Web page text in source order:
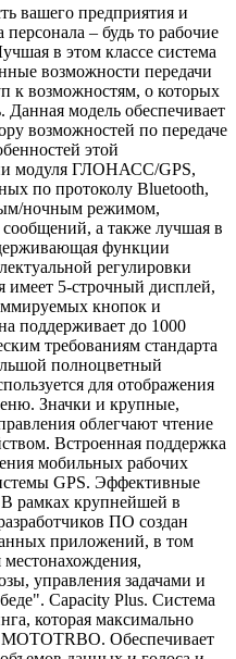
вашего предприятия и
– будь то рабочие
в этом классе система
возможности передачи
к возможностям, о которых
Данная модель обеспечивает
возможностей по передаче
этой
модуля ГЛОНАСС/GPS,
по протоколу Bluetooth,
ночным режимом,
а также лучшая в
функции
регулировки
имеет 5-строчный дисплей,
кнопок и
поддерживает до 1000
требованиям стандарта
полноцветный
для отображения
Значки и крупные,
облегчают чтение
Встроенная поддержка
мобильных рабочих
GPS. Эффективные
рамках крупнейшей в
ПО создан
приложений, в том
управления задачами и
Capacity Plus. Система
которая максимально
Обеспечивает